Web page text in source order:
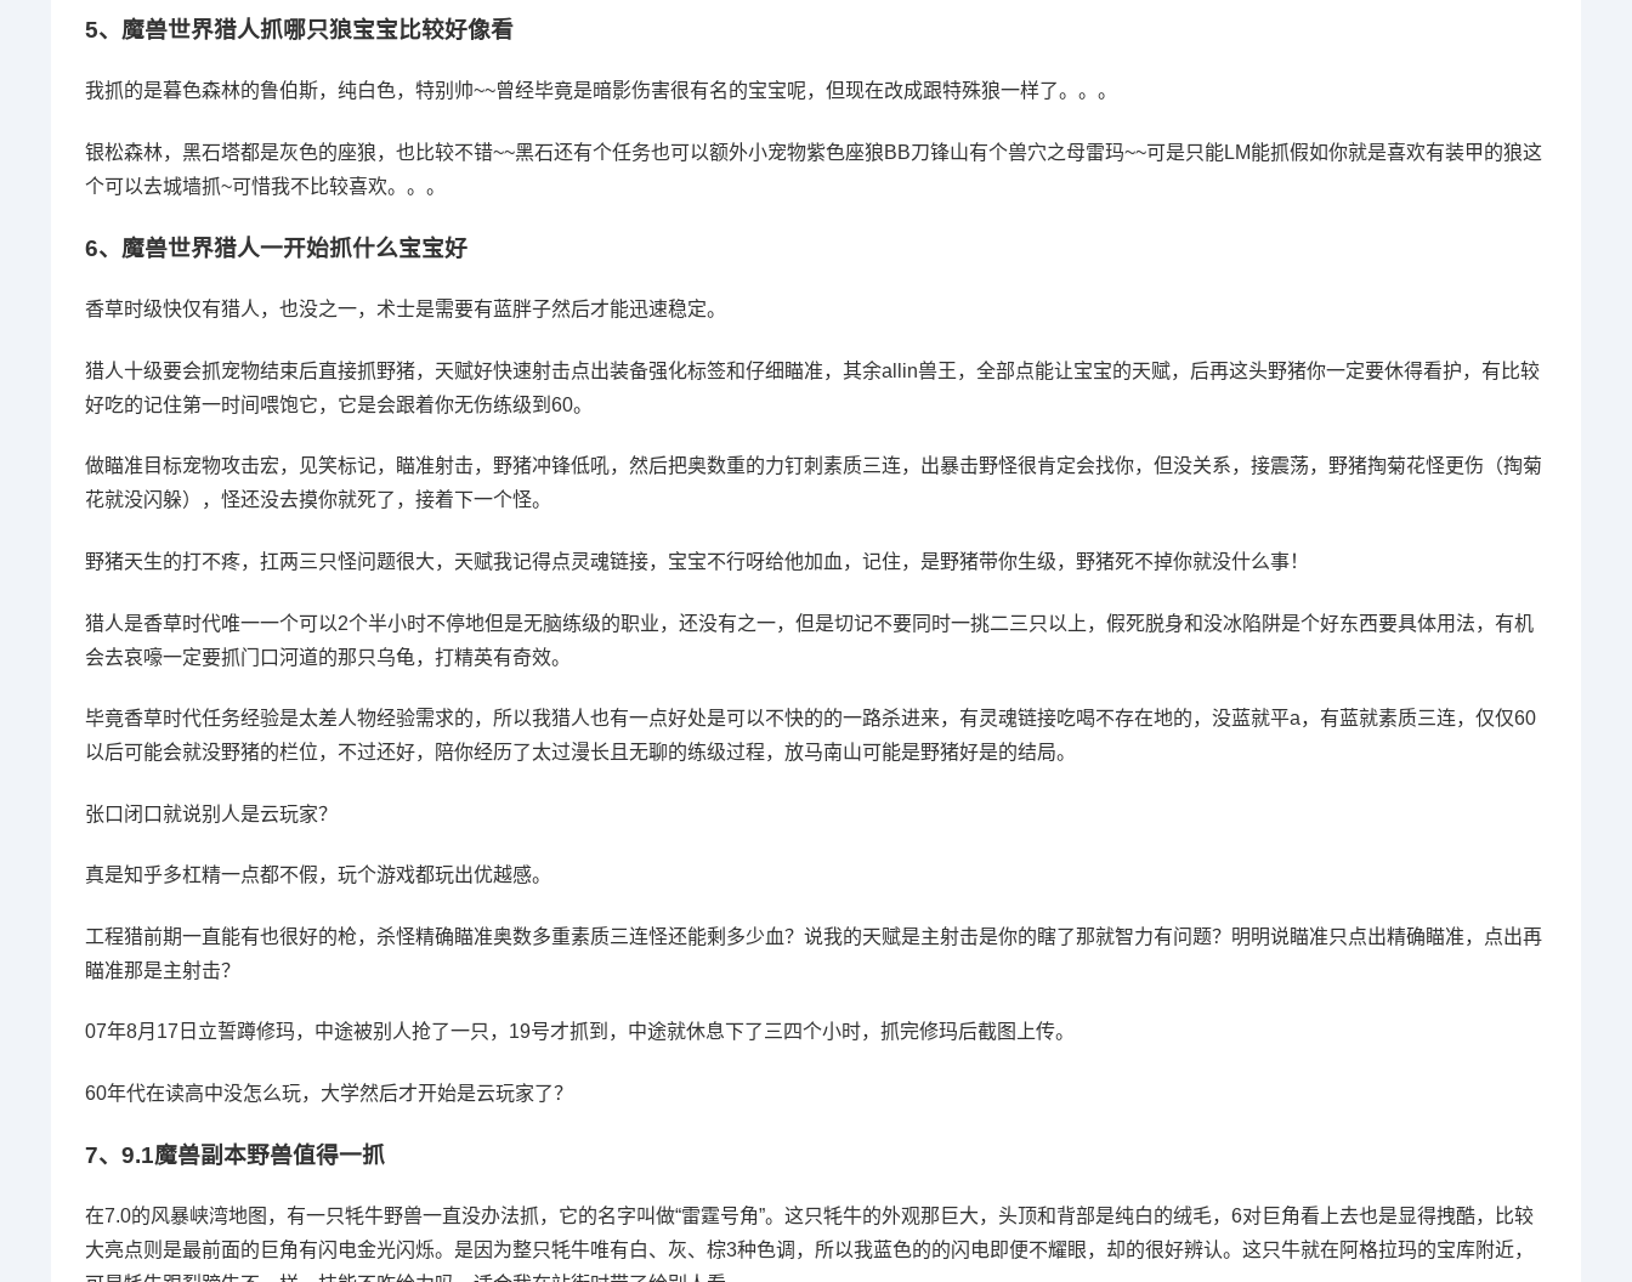
5、 魔兽世界猎人抓哪只狼宝宝比较好像看
我抓的是暮色森林的鲁伯斯，纯白色，特别帅~~曾经毕竟是暗影伤害很有名的宝宝呢，但现在改成跟特殊狼一样了。。。
银松森林，黑石塔都是灰色的座狼，也比较不错~~黑石还有个任务也可以额外小宠物紫色座狼BB刀锋山有个兽穴之母雷玛~~可是只能LM能抓假如你就是喜欢有装甲的狼这
个可以去城墙抓~可惜我不比较喜欢。。。
6、 魔兽世界猎人一开始抓什么宝宝好
香草时级快仅有猎人，也没之一，术士是需要有蓝胖子然后才能迅速稳定。
猎人十级要会抓宠物结束后直接抓野猪，天赋好快速射击点出装备强化标签和仔细瞄准，其余allin兽王，全部点能让宝宝的天赋，后再这头野猪你一定要休得看护，有比较
好吃的记住第一时间喂饱它，它是会跟着你无伤练级到60。
做瞄准目标宠物攻击宏，见笑标记，瞄准射击，野猪冲锋低吼，然后把奥数重的力钉刺素质三连，出暴击野怪很肯定会找你，但没关系，接震荡，野猪掏菊花怪更伤（掏菊
花就没闪躲），怪还没去摸你就死了，接着下一个怪。
野猪天生的打不疼，扛两三只怪问题很大，天赋我记得点灵魂链接，宝宝不行呀给他加血，记住，是野猪带你生级，野猪死不掉你就没什么事！
猎人是香草时代唯一一个可以2个半小时不停地但是无脑练级的职业，还没有之一，但是切记不要同时一挑二三只以上，假死脱身和没冰陷阱是个好东西要具体用法，有机
会去哀嚎一定要抓门口河道的那只乌龟，打精英有奇效。
毕竟香草时代任务经验是太差人物经验需求的，所以我猎人也有一点好处是可以不快的的一路杀进来，有灵魂链接吃喝不存在地的，没蓝就平a，有蓝就素质三连，仅仅60
以后可能会就没野猪的栏位，不过还好，陪你经历了太过漫长且无聊的练级过程，放马南山可能是野猪好是的结局。
张口闭口就说别人是云玩家？
真是知乎多杠精一点都不假，玩个游戏都玩出优越感。
工程猎前期一直能有也很好的枪，杀怪精确瞄准奥数多重素质三连怪还能剩多少血？说我的天赋是主射击是你的瞎了那就智力有问题？明明说瞄准只点出精确瞄准，点出再
瞄准那是主射击？
07年8月17日立誓蹲修玛，中途被别人抢了一只，19号才抓到，中途就休息下了三四个小时，抓完修玛后截图上传。
60年代在读高中没怎么玩，大学然后才开始是云玩家了？
7、 9.1魔兽副本野兽值得一抓
在7.0的风暴峡湾地图，有一只牦牛野兽一直没办法抓，它的名字叫做“雷霆号角”。这只牦牛的外观那巨大，头顶和背部是纯白的绒毛，6对巨角看上去也是显得拽酷，比较
大亮点则是最前面的巨角有闪电金光闪烁。是因为整只牦牛唯有白、灰、棕3种色调，所以我蓝色的的闪电即便不耀眼，却的很好辨认。这只牛就在阿格拉玛的宝库附近，